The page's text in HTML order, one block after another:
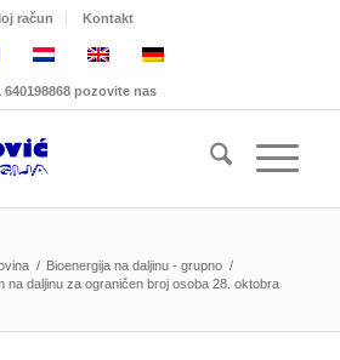
račun Kontakt
640198868 pozovite nas
/ Bioenergija na daljinu - grupno /
na daljinu za ograničen broj osoba 28. oktobra